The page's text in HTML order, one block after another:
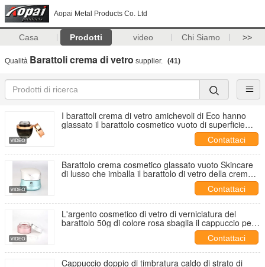
Aopai Metal Products Co. Ltd
Casa Prodotti video Chi Siamo >>
Qualità Barattoli crema di vetro supplier. (41)
I barattoli crema di vetro amichevoli di Eco hanno
glassato il barattolo cosmetico vuoto di superficie
Contattaci
Barattolo crema cosmetico glassato vuoto Skincare
di lusso che imballa il barattolo di vetro della crema
Contattaci
L'argento cosmetico di vetro di verniciatura del
barattolo 50g di colore rosa sbaglia il cappuccio per
Contattaci
Cappuccio doppio di timbratura caldo di strato di